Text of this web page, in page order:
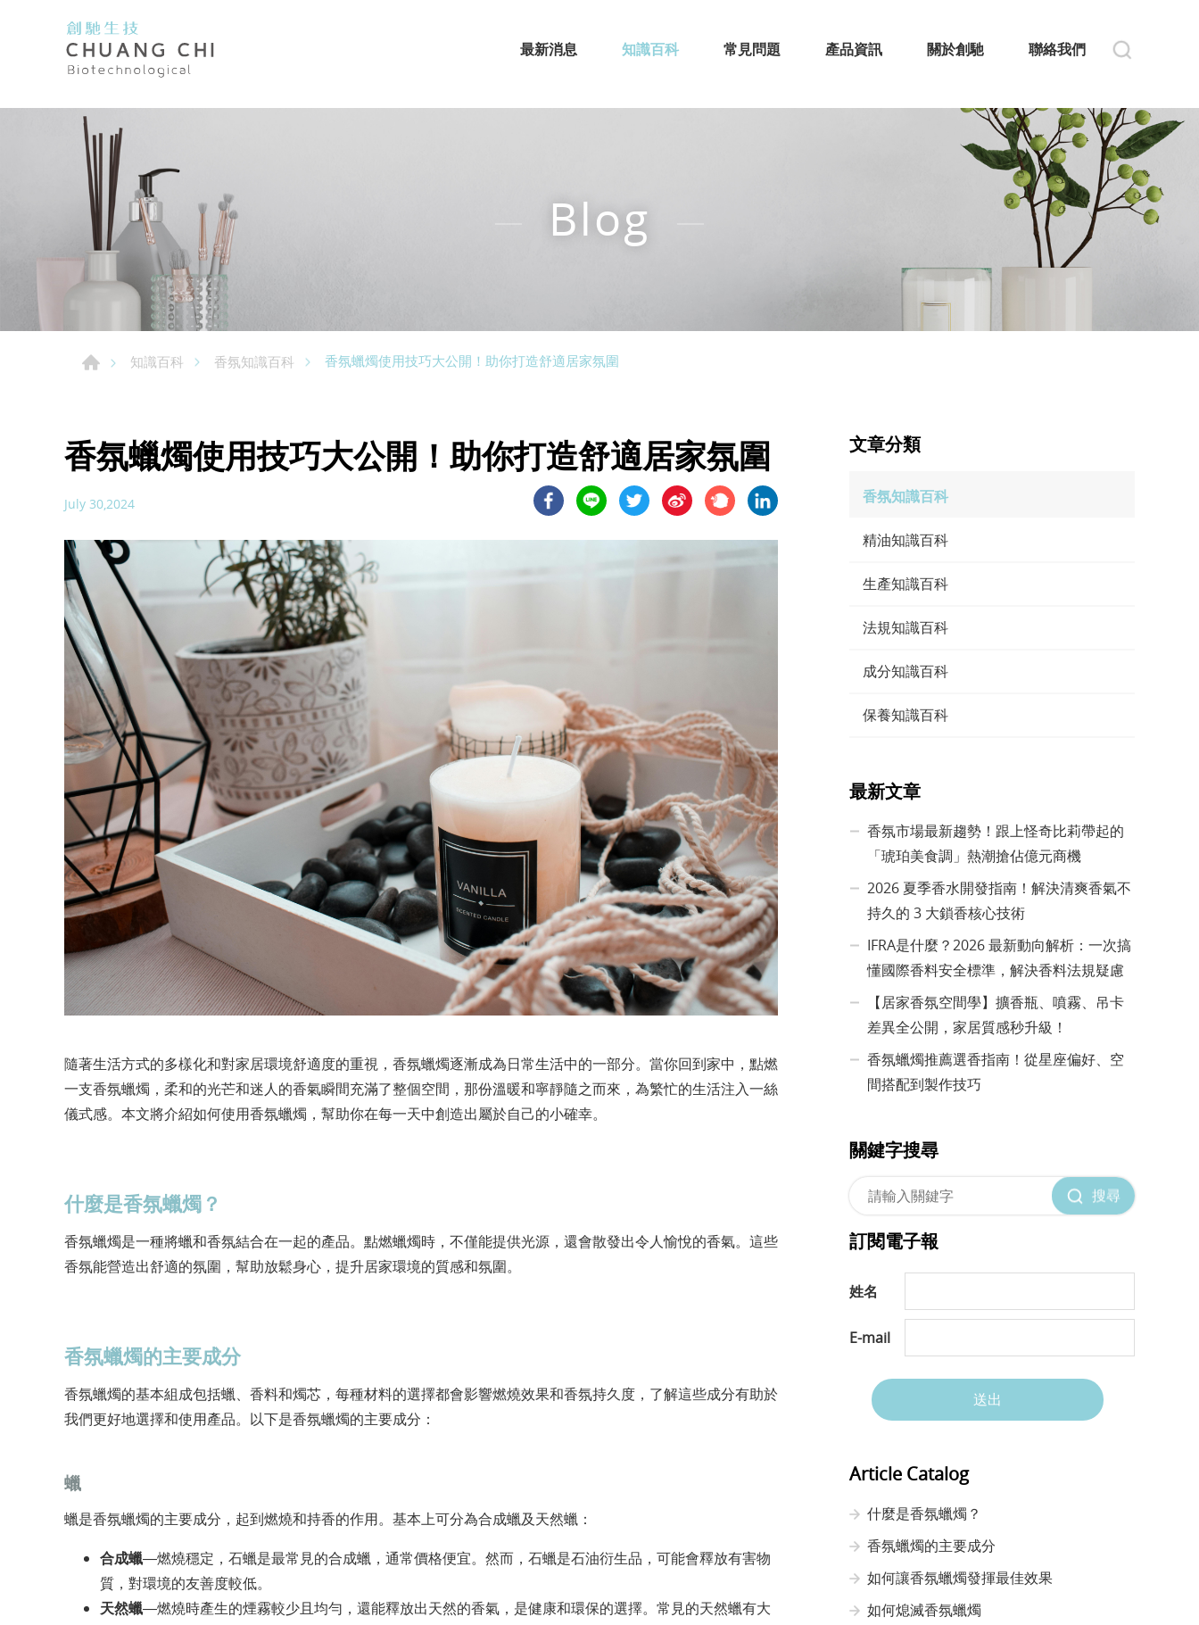
最新消息 知識百科 常見問題 產品資訊 關於創馳 聯絡我們
Blog
知識百科 香氛知識百科 香氛蠟燭使用技巧大公開！助你打造舒適居家氛圍
香氛蠟燭使用技巧大公開！助你打造舒適居家氛圍
July 30,2024
隨著生活方式的多樣化和對家居環境舒適度的重視，香氛蠟燭逐漸成為日常生活中的一部分。當你回到家中，點燃
一支香氛蠟燭，柔和的光芒和迷人的香氣瞬間充滿了整個空間，那份溫暖和寧靜隨之而來，為繁忙的生活注入一絲
儀式感。本文將介紹如何使用香氛蠟燭，幫助你在每一天中創造出屬於自己的小確幸。
什麼是香氛蠟燭？
香氛蠟燭是一種將蠟和香氛結合在一起的產品。點燃蠟燭時，不僅能提供光源，還會散發出令人愉悅的香氣。這些
香氛能營造出舒適的氛圍，幫助放鬆身心，提升居家環境的質感和氛圍。
香氛蠟燭的主要成分
香氛蠟燭的基本組成包括蠟、香料和燭芯，每種材料的選擇都會影響燃燒效果和香氛持久度，了解這些成分有助於
我們更好地選擇和使用產品。以下是香氛蠟燭的主要成分：
蠟
蠟是香氛蠟燭的主要成分，起到燃燒和持香的作用。基本上可分為合成蠟及天然蠟：
合成蠟—燃燒穩定，石蠟是最常見的合成蠟，通常價格便宜。然而，石蠟是石油衍生品，可能會釋放有害物
質，對環境的友善度較低。
天然蠟—燃燒時產生的煙霧較少且均勻，還能釋放出天然的香氣，是健康和環保的選擇。 常見的天然蠟有大
文章分類
香氛知識百科
精油知識百科
生產知識百科
法規知識百科
成分知識百科
保養知識百科
最新文章
香氛市場最新趨勢！跟上怪奇比莉帶起的
「琥珀美食調」熱潮搶佔億元商機
2026 夏季香水開發指南！解決清爽香氣不
持久的 3 大鎖香核心技術
IFRA是什麼？2026 最新動向解析：一次搞
懂國際香料安全標準，解決香料法規疑慮
【居家香氛空間學】擴香瓶、噴霧、吊卡
差異全公開，家居質感秒升級！
香氛蠟燭推薦選香指南！從星座偏好、空
間搭配到製作技巧
關鍵字搜尋
搜尋
訂閱電子報
姓名
E-mail
送出
Article Catalog
什麼是香氛蠟燭？
香氛蠟燭的主要成分
如何讓香氛蠟燭發揮最佳效果
如何熄滅香氛蠟燭